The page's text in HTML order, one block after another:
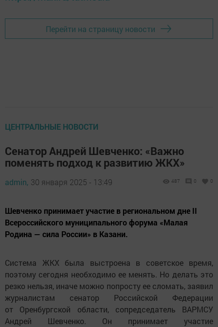
Перейти на страницу новости
ЦЕНТРАЛЬНЫЕ НОВОСТИ
Сенатор Андрей Шевченко: «Важно
поменять подход к развитию ЖКХ»
admin, 30 января 2025 - 13:49 487 0 0
Шевченко принимает участие в региональном дне II
Всероссийского муниципального форума «Малая
Родина — сила России» в Казани.
Система ЖКХ была выстроена в советское время,
поэтому сегодня необходимо ее менять. Но делать это
резко нельзя, иначе можно попросту ее сломать, заявил
журналистам сенатор Российской Федерации
от Оренбургской области, сопредседатель ВАРМСУ
Андрей Шевченко. Он принимает участие